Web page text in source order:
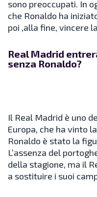
sono preoccupati. In
che Ronaldo ha
poi ,alla fine, vincere
Real Madrid
senza Ronaldo?
Il Real Madrid è uno
Europa, che ha vinto
Ronaldo è stato la
L’assenza del
della stagione, ma il
a sostituire i suoi